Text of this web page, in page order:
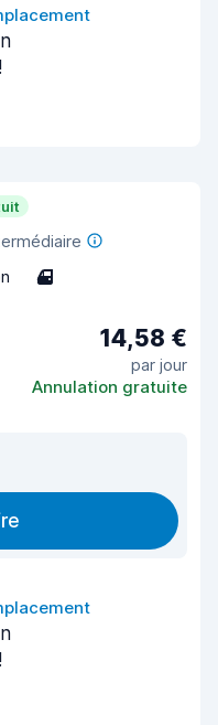
4
14,58 €
par jour
Annulation gratuite